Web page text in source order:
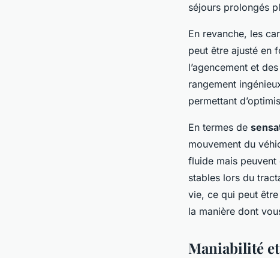
séjours prolongés
En revanche, les
peut être ajusté en
l’agencement et
rangement
permettant
En termes de
mouvement du
fluide mais peuvent
stables lors du
vie, ce qui peut
la manière dont
Maniabilité